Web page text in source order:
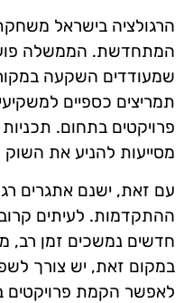
הרגולציה בישראל
המתחדשת. הממשלה
שמעודדים השקעה
תמריצים כספיים
פרויקטים בתחום.
מסייעות להניע את
עם זאת, ישנם אתגרים
ההתקדמות. לעיתים
חדשים נמשכים זמן רב,
במקום זאת, יש צורך
לאפשר הקמת פרויקטים